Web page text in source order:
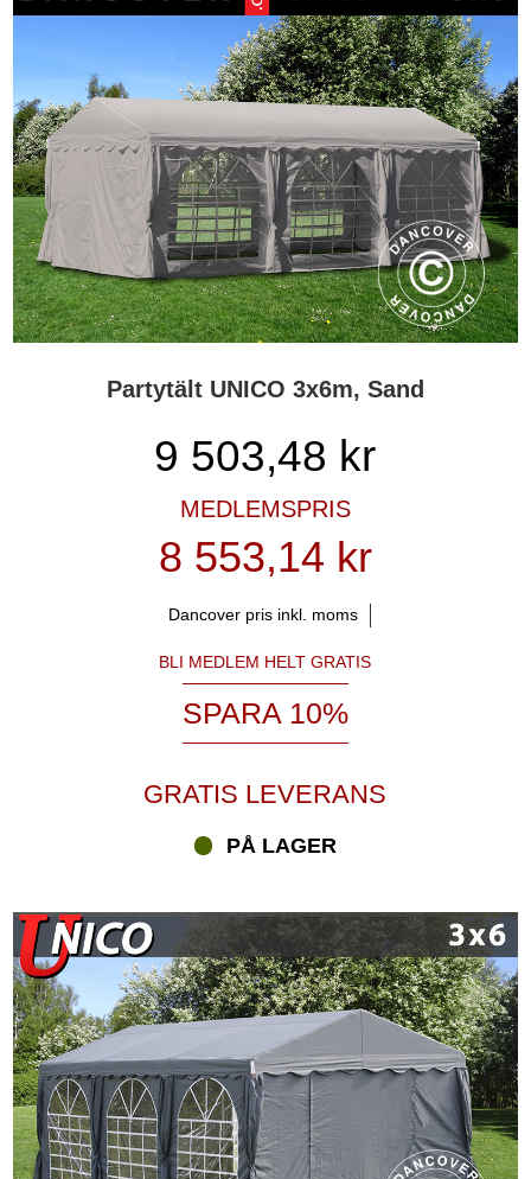
Partytält UNICO 3x6m, Sand
9 503,48 kr
MEDLEMSPRIS
8 553,14 kr
Dancover pris inkl. moms
BLI MEDLEM HELT GRATIS
SPARA 10%
GRATIS LEVERANS
PÅ LAGER